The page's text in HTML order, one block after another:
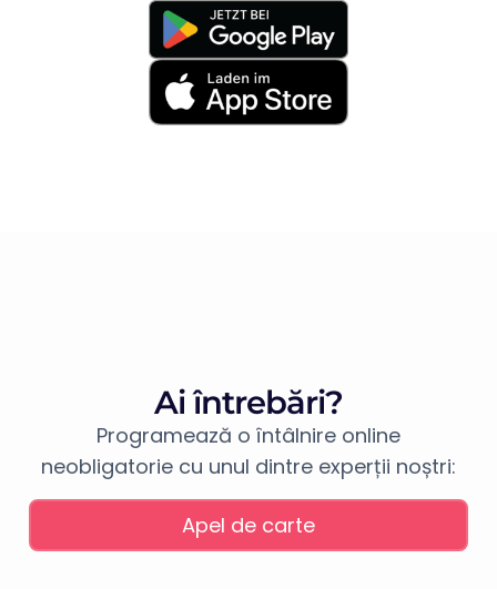
Ai întrebări?
Programează o întâlnire online
neobligatorie cu unul dintre experții noștri:
Apel de carte